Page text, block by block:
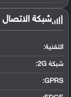
شبكة الاتصال
التقنية:
شبكة 2G:
GPRS: